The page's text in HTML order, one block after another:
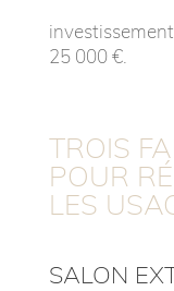
25 000 €.
TROIS
POUR
LES
SALON